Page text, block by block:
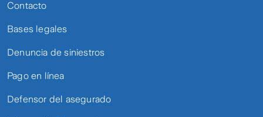
Contacto
Bases legales
Denuncia de siniestros
Pago en línea
Defensor del asegurado